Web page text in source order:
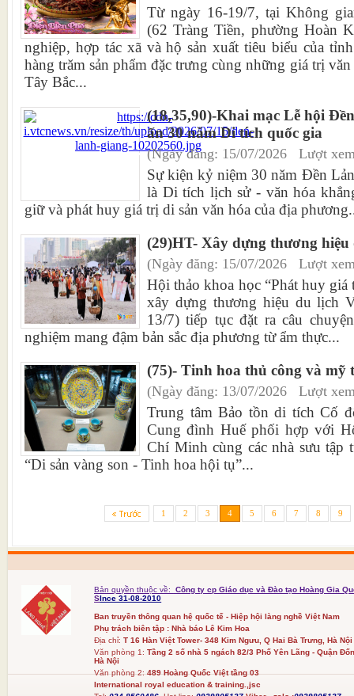
Từ ngày 16-19/7, tại Không
(62 Tràng Tiền, phường Hoàn
nghiệp, hợp tác xã và hộ sản xuất tiêu biểu của
hàng trăm sản phẩm đặc trưng cùng những giá trị văn
Tây Bắc...
(18,35,90)-Khai mạc Lễ hội
ấn 30 năm Di tích quốc gia
(Ngày đăng: 15/07/2026 Lượt
Sự kiện kỷ niệm 30 năm Đền
là Di tích lịch sử - văn hóa
giữ và phát huy giá trị di sản văn hóa của địa
(29)HT- Xây dựng thương
(Ngày đăng: 15/07/2026 Lượt
Hội thảo khoa học “Phát huy
xây dựng thương hiệu du lịch
13/7) tiếp tục đặt ra câu
nghiệm mang đậm bản sắc địa phương từ ẩm thực...
(75)- Tinh hoa thủ công và mỹ
(Ngày đăng: 13/07/2026 Lượt
Trung tâm Bảo tồn di tích Cố
Cung đình Huế phối hợp với
Chí Minh cùng các nhà sưu tập
“Di sản vàng son - Tinh hoa hội tụ”...
1 2 3 4 5 6 7 8 9
Bản quyền thuộc về:
Công ty cp Giáo dục và Đào tạo Hoàng Gia
SInce 31-08-2010
Ban truyền thông quan hệ quốc tế - Hiệp hội làng nghề Việt Nam
Phụ trách biên tập : Nhà báo Lê Kim Hoa
Địa chỉ: T 16 Hàn Việt Tower- 348 Kim Ngưu, Q Hai Bà Trưng, Hà Nội
Văn phòng 1:Tầng 2 số nhà 5 ngách 82/3 Phố Yên Lãng - Quận
Hà Nội
Văn phòng 2:489 Hoàng Quốc Việt tầng 03
International royal education & training.,jsc